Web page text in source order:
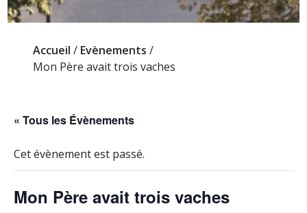
Accueil / Evènements /
Mon Père avait trois vaches
« Tous les Évènements
Cet évènement est passé.
Mon Père avait trois vaches